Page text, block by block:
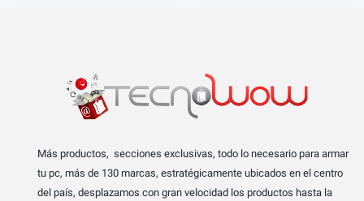
Más productos, secciones exclusivas, todo lo necesario para armar
tu pc, más de 130 marcas, estratégicamente ubicados en el centro
del país, desplazamos con gran velocidad los productos hasta la